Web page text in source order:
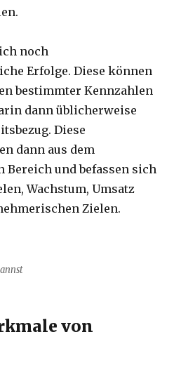
noch
Erfolge. Diese können
bestimmter Kennzahlen
dann üblicherweise
Diese
dann aus dem
und befassen sich
Wachstum, Umsatz
Zielen.
von